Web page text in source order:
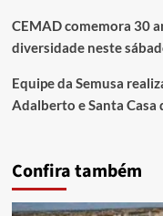
CEMAD comemora 30
diversidade neste
Equipe da Semusa
Adalberto e Santa Casa
Confira também